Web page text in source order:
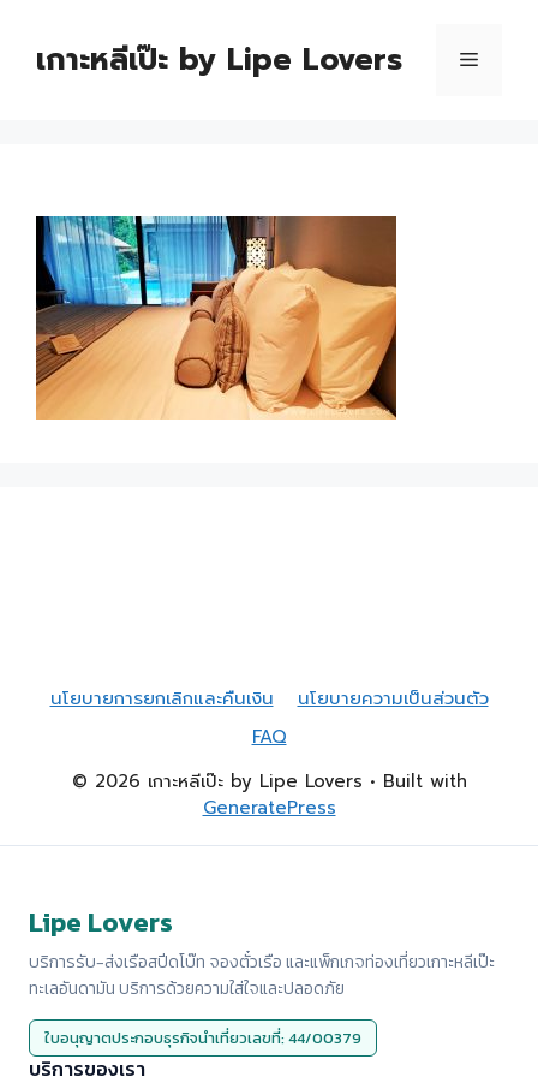
เกาะหลีเป๊ะ by Lipe Lovers
นโยบายการยกเลิกและคืนเงิน
นโยบายความเป็นส่วนตัว
FAQ
© 2026 เกาะหลีเป๊ะ by Lipe Lovers • Built with
GeneratePress
Lipe Lovers
บริการรับ-ส่งเรือสปีดโบ๊ท จองตั๋วเรือ และแพ็กเกจท่องเที่ยวเกาะหลีเป๊ะ
ทะเลอันดามัน บริการด้วยความใส่ใจและปลอดภัย
ใบอนุญาตประกอบธุรกิจนำเที่ยวเลขที่: 44/00379
บริการของเรา